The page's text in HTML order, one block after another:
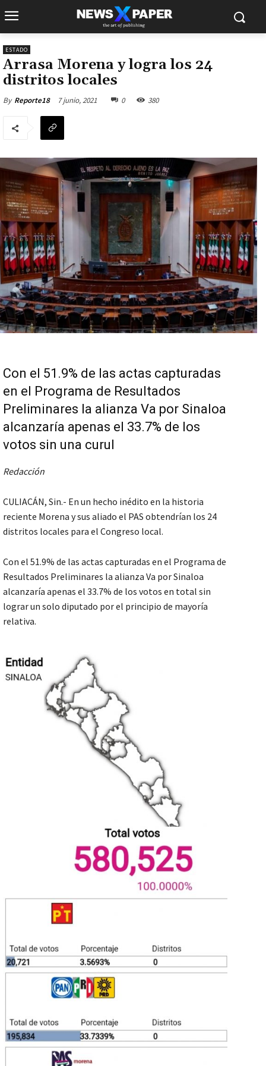
ESTADO
Arrasa Morena y logra los 24
distritos locales
By Reporte18 7 junio, 2021 0 380
Con el 51.9% de las actas capturadas
en el Programa de Resultados
Preliminares la alianza Va por Sinaloa
alcanzaría apenas el 33.7% de los
votos sin una curul
Redacción
CULIACÁN, Sin.- En un hecho inédito en la historia
reciente Morena y sus aliado el PAS obtendrían los 24
distritos locales para el Congreso local.
Con el 51.9% de las actas capturadas en el Programa de
Resultados Preliminares la alianza Va por Sinaloa
alcanzaría apenas el 33.7% de los votos en total sin
lograr un solo diputado por el principio de mayoría
relativa.